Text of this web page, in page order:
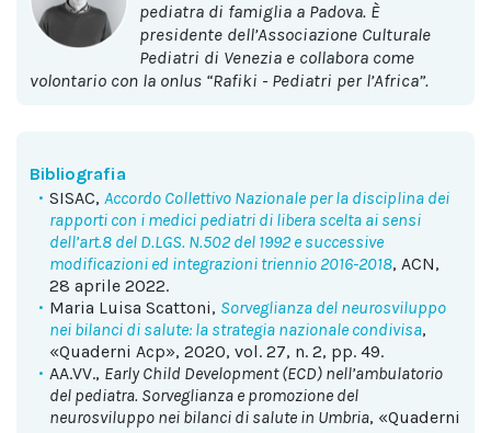
pediatra di famiglia a Padova. È
presidente dell’Associazione Culturale
Pediatri di Venezia e collabora come
volontario con la onlus “Rafiki - Pediatri per l’Africa”.
Bibliografia
SISAC, Accordo Collettivo Nazionale per la disciplina dei
rapporti con i medici pediatri di libera scelta ai sensi
dell’art.8 del D.LGS. N.502 del 1992 e successive
modificazioni ed integrazioni triennio 2016-2018, ACN,
28 aprile 2022.
Maria Luisa Scattoni, Sorveglianza del neurosviluppo
nei bilanci di salute: la strategia nazionale condivisa,
«Quaderni Acp», 2020, vol. 27, n. 2, pp. 49.
AA.VV., Early Child Development (ECD) nell’ambulatorio
del pediatra. Sorveglianza e promozione del
neurosviluppo nei bilanci di salute in Umbria, «Quaderni